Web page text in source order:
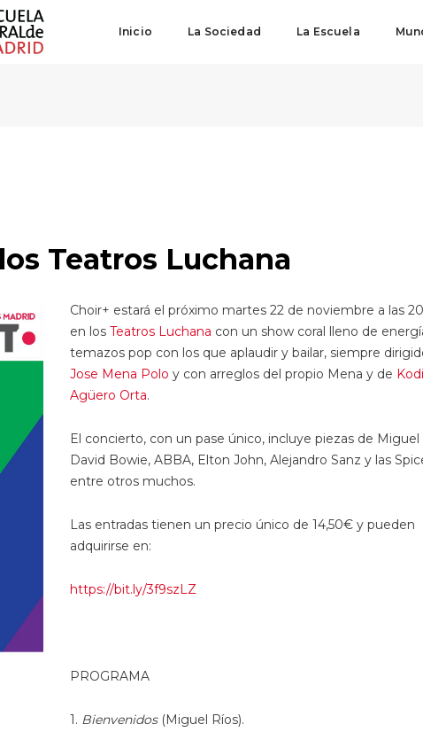
Inicio La Sociedad La Escuela
Teatros Luchana
Choir+ estará el próximo martes 22 de noviembre a las
en los Teatros Luchana con un show coral lleno de
temazos pop con los que aplaudir y bailar, siempre
Jose Mena Polo y con arreglos del propio Mena y de
Agüero Orta.
El concierto, con un pase único, incluye piezas de Miguel
David Bowie, ABBA, Elton John, Alejandro Sanz y las
entre otros muchos.
Las entradas tienen un precio único de 14,50€ y pueden
adquirirse en:
https://bit.ly/3f9szLZ
PROGRAMA
1. Bienvenidos(Miguel Ríos).